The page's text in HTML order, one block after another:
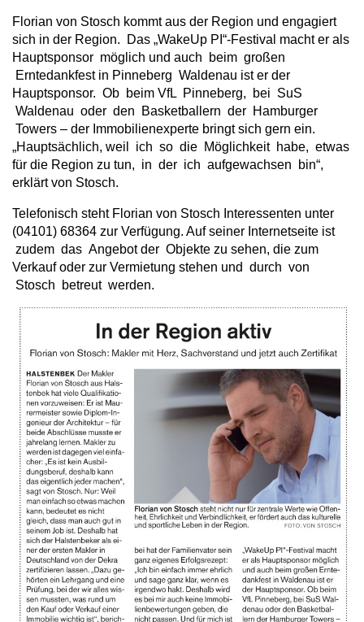
Florian von Stosch kommt aus der Region und engagiert
sich in der Region. Das „WakeUp PI“-Festival macht er als
Hauptsponsor möglich und auch beim großen
Erntedankfest in Pinneberg Waldenau ist er der
Hauptsponsor. Ob beim VfL Pinneberg, bei SuS
Waldenau oder den Basketballern der Hamburger
Towers – der Immobilienexperte bringt sich gern ein.
„Hauptsächlich, weil ich so die Möglichkeit habe, etwas
für die Region zu tun, in der ich aufgewachsen bin“,
erklärt von Stosch.
Telefonisch steht Florian von Stosch Interessenten unter
(04101) 68364 zur Verfügung. Auf seiner Internetseite ist
zudem das Angebot der Objekte zu sehen, die zum
Verkauf oder zur Vermietung stehen und durch von
Stosch betreut werden.